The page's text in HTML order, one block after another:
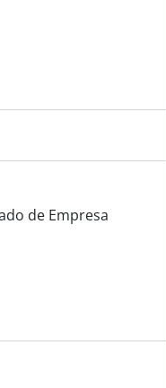
Empresa
Empresa
Empresa
de Empresa
de Empresa
de Empresa
de Empresa
de Empresa
de Empresa
de Empresa
de Empresa
Empresa
de Empresa
de Empresa
Empresa
de Empresa